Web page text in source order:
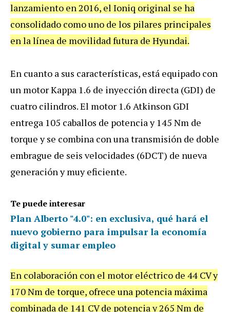
lanzamiento en 2016, el Ioniq original se ha
consolidado como uno de los pilares principales
en la línea de movilidad futura de Hyundai.
En cuanto a sus características, está equipado con
un motor Kappa 1.6 de inyección directa (GDI) de
cuatro cilindros. El motor 1.6 Atkinson GDI
entrega 105 caballos de potencia y 145 Nm de
torque y se combina con una transmisión de doble
embrague de seis velocidades (6DCT) de nueva
generación y muy eficiente.
Te puede interesar
Plan Alberto "4.0": en exclusiva, qué hará el
nuevo gobierno para impulsar la economía
digital y sumar empleo
En colaboración con el motor eléctrico de 44 CV y
170 Nm de torque, ofrece una potencia máxima
combinada de 141 CV de potencia y 265 Nm de